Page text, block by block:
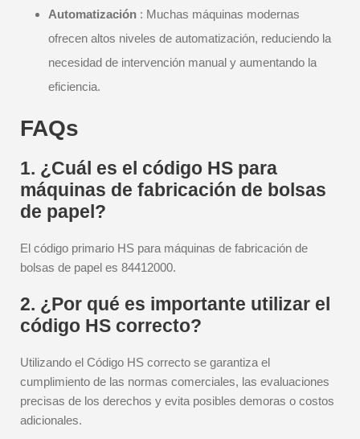
Automatización : Muchas máquinas modernas
ofrecen altos niveles de automatización, reduciendo la
necesidad de intervención manual y aumentando la
eficiencia.
FAQs
1. ¿Cuál es el código HS para
máquinas de fabricación de bolsas
de papel?
El código primario HS para máquinas de fabricación de
bolsas de papel es 84412000.
2. ¿Por qué es importante utilizar el
código HS correcto?
Utilizando el Código HS correcto se garantiza el
cumplimiento de las normas comerciales, las evaluaciones
precisas de los derechos y evita posibles demoras o costos
adicionales.